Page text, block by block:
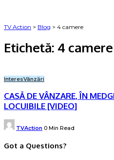
TV Action > Blog > 4 camere
Etichetă: 4 camere
InteresVânzări
CASĂ DE VÂNZARE, ÎN
LOCUIBILE [VIDEO]
Posted
by
TVAction 0 Min Read
Got a Questions?